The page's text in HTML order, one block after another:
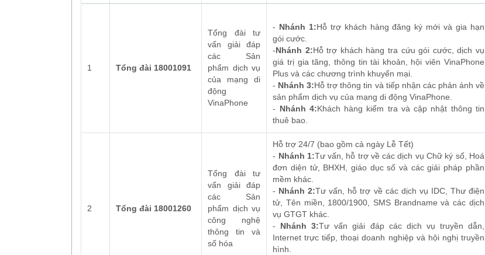
1 Tổng đài 18001091
Tổng đài tư
vấn giải đáp
các Sản
phẩm dịch vụ
của mạng di
động
VinaPhone
- Nhánh 1: Hỗ trợ khách hàng đăng ký mới và gia hạn
gói cước.
- Nhánh 2: Hỗ trợ khách hàng tra cứu gói cước, dịch vụ
giá trị gia tăng, thông tin tài khoản, hội viên VinaPhone
Plus và các chương trình khuyến mại.
- Nhánh 3: Hỗ trợ thông tin và tiếp nhận các phản ánh về
sản phẩm dịch vụ của mạng di động VinaPhone.
- Nhánh 4: Khách hàng kiểm tra và cập nhật thông tin
thuê bao.
2 Tổng đài 18001260
Tổng đài tư
vấn giải đáp
các Sản
phẩm dịch vụ
công nghệ
thông tin và
số hóa
Hỗ trợ 24/7 (bao gồm cả ngày Lễ Tết)
- Nhánh 1:Tư vấn, hỗ trợ về các dịch vụ Chữ ký số, Hoá
đơn diện tử, BHXH, giáo dục số và các giải pháp phần
mềm khác.
- Nhánh 2:Tư vấn, hỗ trợ về các dịch vụ IDC, Thư điện
tử, Tên miền, 1800/1900, SMS Brandname và các dịch
vụ GTGT khác.
-
Nhánh 3:Tư vấn giải đáp các dịch vụ truyền dẫn,
Internet trực tiếp, thoại doanh nghiệp và hội nghị truyền
hình.
7GB Data/ngày (hết dung lượng dừng truy
YOLO125G
Chu kỳ:01 30 ngày
1GB Data/ngày (hết dung lượng dừng truy
cập).
SODA125
Chu kỳ:01 tháng